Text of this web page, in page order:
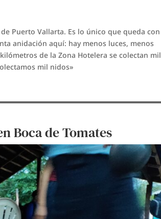
Puerto Vallarta. Es lo único que queda con
anidación aquí: hay menos luces, menos
de la Zona Hotelera se colectan mil
mil nidos»
Boca de Tomates